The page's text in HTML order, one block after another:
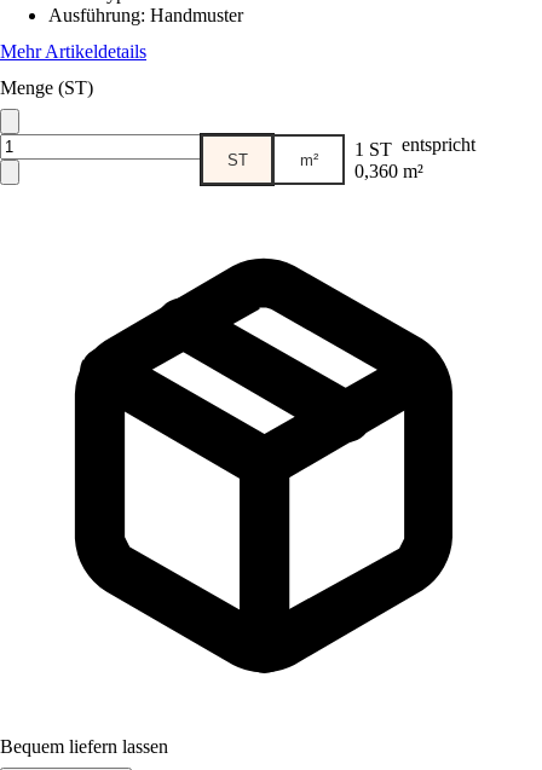
Ausführung: Handmuster
Mehr Artikeldetails
Menge (ST)
ST m² 1 ST entspricht
0,360 m²
Bequem liefern lassen